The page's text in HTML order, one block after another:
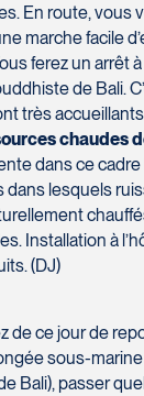
En route, vous
marche facile
ferez un arrêt à
de Bali.
très
chaudes
dans ce
lesquels
Installation à
(DJ)
de ce jour de
sous-
Bali), passer
Laurier
/ 1-800-331-
1-800-561-2967
de la Cité
#133, Place
/ 1-844-869-2439
202